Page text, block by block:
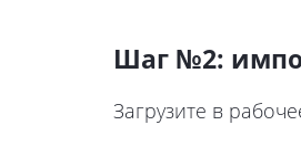
Шаг №2:
Загрузите в